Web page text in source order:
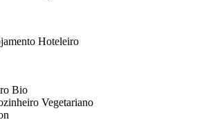
Hoteleiro
Bio
Vegetariano